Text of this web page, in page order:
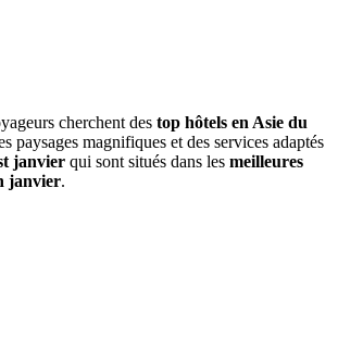
cherchent‎ des top hôtels en Asie‎ du
paysages magnifiques et des services adaptés
janvier qui‎ sont situés dans les meilleures
janvier.